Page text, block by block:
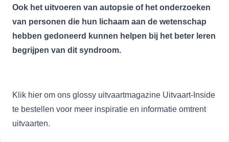
Ook het uitvoeren van autopsie of het onderzoeken
van personen die hun lichaam aan de wetenschap
hebben gedoneerd kunnen helpen bij het beter leren
begrijpen van dit syndroom.
Klik hier om ons glossy uitvaartmagazine Uitvaart-Inside
te bestellen voor meer inspiratie en informatie omtrent
uitvaarten.